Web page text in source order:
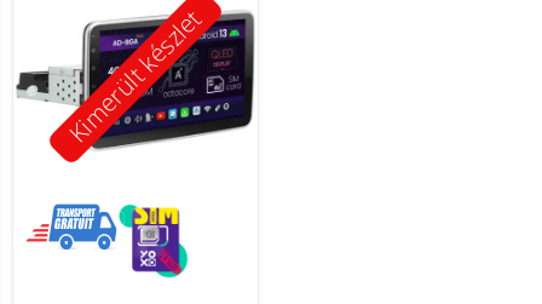
Kimerült készlet